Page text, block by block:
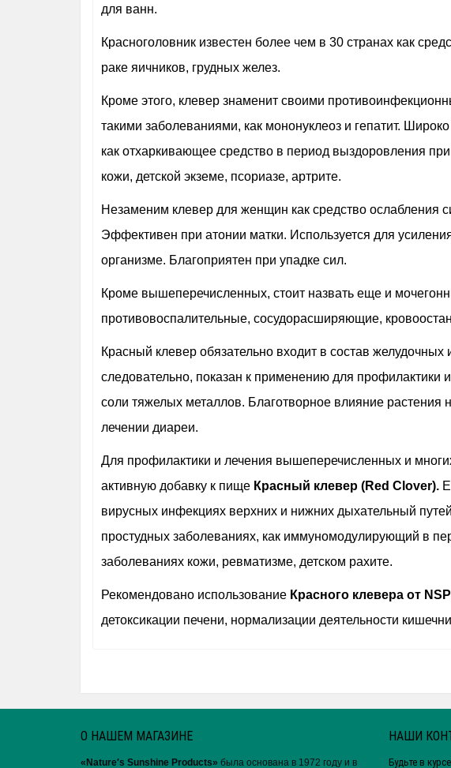
для ванн.
Красноголовник известен более чем в 30 странах как
раке яичников, грудных желез.
Кроме этого, клевер знаменит своими
такими заболеваниями, как мононуклеоз и гепатит.
как отхаркивающее средство в период выздоровления
кожи, детской экземе, псориазе, артрите.
Незаменим клевер для женщин как средство ослабления
Эффективен при атонии матки. Используется для
организме. Благоприятен при упадке сил.
Кроме вышеперечисленных, стоит назвать еще и
противовоспалительные, сосудорасширяющие,
Красный клевер обязательно входит в состав
следовательно, показан к применению для профилактики
соли тяжелых металлов. Благотворное влияние растения
лечении диареи.
Для профилактики и лечения вышеперечисленных и
активную добавку к пище Крaсный клевер (Red Clover).
вирусных инфекциях верхних и нижних дыхательный
простудных заболеваниях, как иммуномодулирующий в
заболеваниях кожи, ревматизме, детском рахите.
Рекомендовано использование Крaсного клевера от NSP
детоксикации печени, нормализации деятельности
О НАШЕМ МАГАЗИНЕ
«Nature′s Sunshine Products» была основана в 1972 году и в
НАШИ
Будьте в